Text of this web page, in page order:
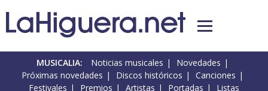
MUSICALIA: Noticias musicales
Novedades
Próximas novedades
Discos históricos
Canciones
Festivales
Premios Artistas Portadas Listas